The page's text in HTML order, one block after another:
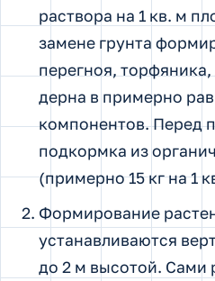
раствора на 1 кв. м
замене грунта
перегноя,
дерна в примерно
компонентов. Перед
подкормка из
(примерно 15 кг на 1
Формирование
устанавливаются
до 2 м высотой. Сами